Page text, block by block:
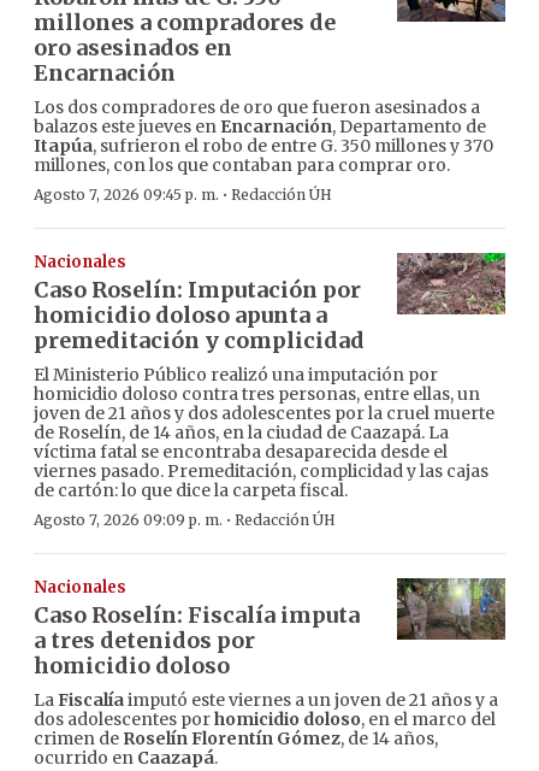
millones a compradores de
oro asesinados en
Encarnación
Los dos compradores de oro que fueron asesinados a
balazos este jueves en Encarnación, Departamento de
Itapúa, sufrieron el robo de entre G. 350 millones y 370
millones, con los que contaban para comprar oro.
Agosto 7, 2026 09:45 p. m. · Redacción ÚH
Nacionales
Caso Roselín: Imputación por
homicidio doloso apunta a
premeditación y complicidad
El Ministerio Público realizó una imputación por
homicidio doloso contra tres personas, entre ellas, un
joven de 21 años y dos adolescentes por la cruel muerte
de Roselín, de 14 años, en la ciudad de Caazapá. La
víctima fatal se encontraba desaparecida desde el
viernes pasado. Premeditación, complicidad y las cajas
de cartón: lo que dice la carpeta fiscal.
Agosto 7, 2026 09:09 p. m. · Redacción ÚH
Nacionales
Caso Roselín: Fiscalía imputa
a tres detenidos por
homicidio doloso
LaFiscalíaimputó este viernes a un joven de 21 años y a
dos adolescentes porhomicidio doloso, en el marco del
crimen de Roselín Florentín Gómez, de 14 años,
ocurrido en Caazapá.